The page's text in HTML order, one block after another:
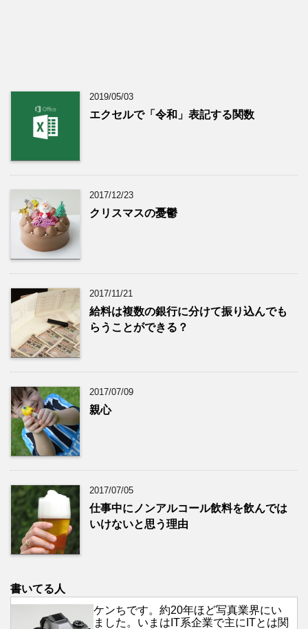
2019/05/03
エクセルで「令和」表記する関数
2017/12/23
クリスマスの憂鬱
2017/11/21
給料は複数の銀行に分けて振り込んでも
らうことができる？
2017/07/09
親心
2017/07/05
仕事中にノンアルコール飲料を飲んでは
いけないと思う理由
書いてる人
ケンちです。約20年ほど写真業界にい
ました。いまはIT系企業で主にITとは関